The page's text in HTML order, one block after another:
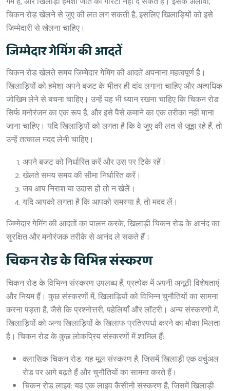
चिकन रोड खेलने से जुए की लत लग सकती है, इसलिए खिलाड़ियों को इसे
जिम्मेदारी से खेलना चाहिए।
जिम्मेदार गेमिंग की आदतें
चिकन रोड खेलते समय जिम्मेदार गेमिंग की आदतें अपनाना महत्वपूर्ण है।
खिलाड़ियों को हमेशा अपने बजट के भीतर ही दांव लगाना चाहिए और अत्यधिक
जोखिम लेने से बचना चाहिए। उन्हें यह भी ध्यान रखना चाहिए कि चिकन रोड
सिर्फ मनोरंजन का एक रूप है, और इसे पैसे कमाने का एक तरीका नहीं माना
जाना चाहिए। यदि खिलाड़ियों को लगता है कि वे जुए की लत से जूझ रहे हैं, तो
उन्हें तत्काल मदद लेनी चाहिए।
अपने बजट को निर्धारित करें और उस पर टिके रहें।
खेलते समय समय की सीमा निर्धारित करें।
जब आप निराश या उदास हों तो न खेलें।
यदि आपको लगता है कि आपको समस्या है, तो मदद लें।
जिम्मेदार गेमिंग की आदतों का पालन करके, खिलाड़ी चिकन रोड के आनंद का
सुरक्षित और मनोरंजक तरीके से आनंद ले सकते हैं।
चिकन रोड के विभिन्न संस्करण
चिकन रोड के विभिन्न संस्करण उपलब्ध हैं, प्रत्येक में अपनी अनूठी विशेषताएं
और नियम हैं। कुछ संस्करणों में, खिलाड़ियों को विभिन्न चुनौतियों का सामना
करना पड़ता है, जैसे कि प्रश्नोत्तरी, पहेलियाँ और लॉटरी। अन्य संस्करणों में,
खिलाड़ियों को अन्य खिलाड़ियों के खिलाफ प्रतिस्पर्धा करने का मौका मिलता
है। चिकन रोड के कुछ लोकप्रिय संस्करणों में शामिल हैं:
क्लासिक चिकन रोड: यह मूल संस्करण है, जिसमें खिलाड़ी एक वर्चुअल
रोड पर आगे बढ़ते हैं और चुनौतियों का सामना करते हैं।
चिकन रोड लाइव: यह एक लाइव कैसीनो संस्करण है, जिसमें खिलाड़ी